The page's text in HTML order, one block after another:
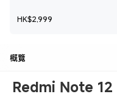
HK$2,999
概覽